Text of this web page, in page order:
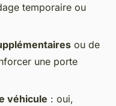
temporaire ou
ou de
une porte
véhicule : oui,